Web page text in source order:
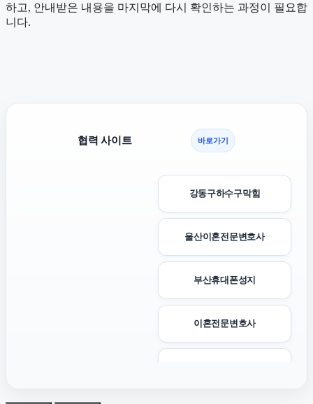
하고, 안내받은 내용을 마지막에 다시 확인하는 과정이 필요합
니다.
협력 사이트 바로가기
강동구하수구막힘
울산이혼전문변호사
부산휴대폰성지
이혼전문변호사